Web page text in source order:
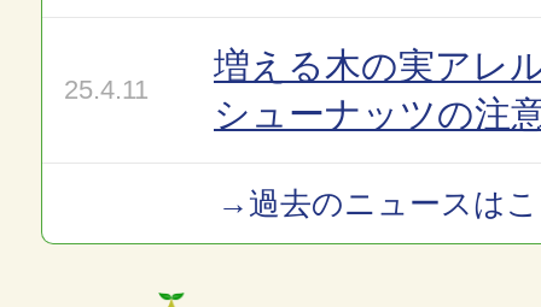
25.4.11
増える木の実アレ
シューナッツの注
→過去のニュースは